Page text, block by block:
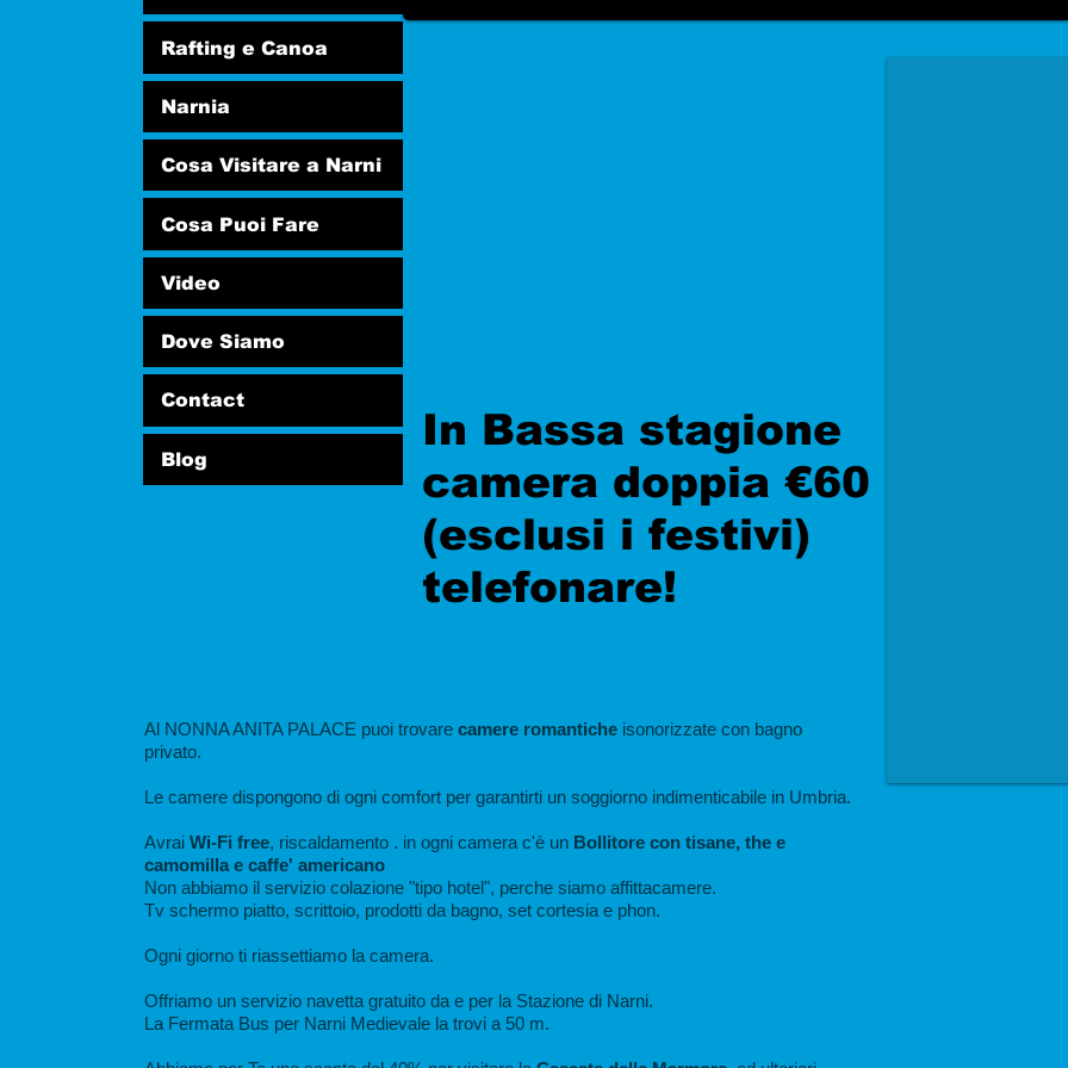
Al NONNA ANITA PALACE puoi trovare camere romantiche isonorizzate con bagno
privato.
Le camere dispongono di ogni comfort per garantirti un soggiorno indimenticabile in Umbria.
Avrai Wi-Fi free, riscaldamento . in ogni camera c'è un Bollitore con tisane, the e
camomilla e caffe' americano
Non abbiamo il servizio colazione "tipo hotel", perche siamo affittacamere.
Tv schermo piatto, scrittoio, prodotti da bagno, set cortesia e phon.
Ogni giorno ti riassettiamo la camera.
Offriamo un servizio navetta gratuito da e per la Stazione di Narni.
La Fermata Bus per Narni Medievale la trovi a 50 m.
In Bassa stagione
camera doppia €60
(esclusi i festivi)
telefonare!
Rafting e Canoa
Narnia
Cosa Visitare a Narni
Cosa Puoi Fare
Video
Dove Siamo
Contact
Blog